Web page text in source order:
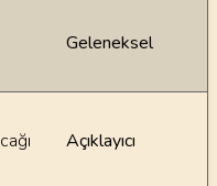
Geleneksel
Açıklayıcı